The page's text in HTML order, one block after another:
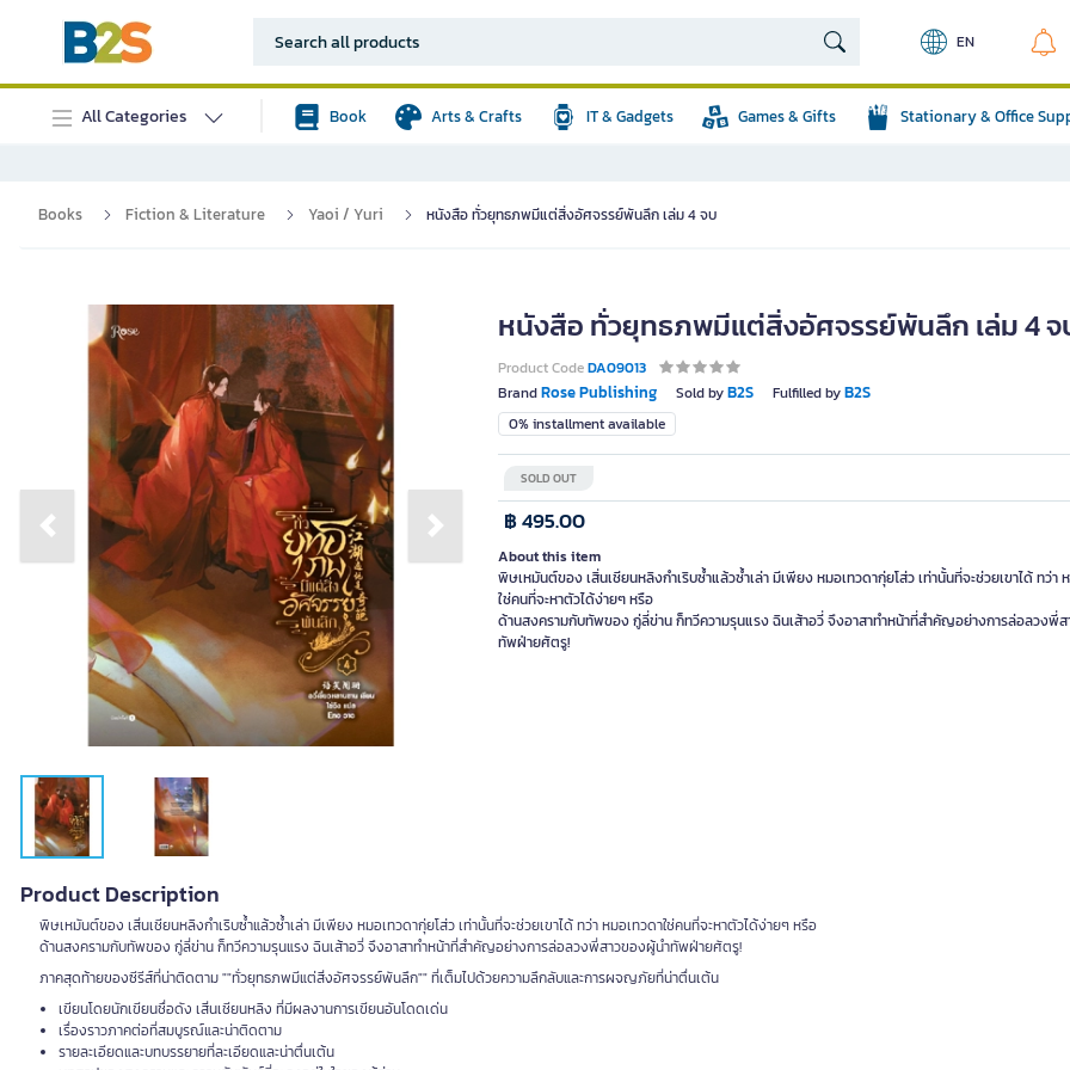
EN
All Categories Book Arts & Crafts IT & Gadgets Games & Gifts Stationary & Office
Books Fiction & Literature Yaoi / Yuri หนังสือ ทั่วยุทธภพมีแต่สิ่งอัศจรรย์พันลึก เล่ม 4 จบ
Previous slide Next slide
หนังสือ ทั่วยุทธภพมีแต่สิ่งอัศจรรย์พันลึก เล่ม 4 จ
Product CodeDA09013
BrandRose Publishing Sold byB2S Fulfilled byB2S
0% installment available
SOLD OUT
฿ 495.00
About this item
พิษเหมันต์ของ เสิ่นเชียนหลิงกำเริบซ้ำแล้วซ้ำเล่า มีเพียง หมอเทวดากุ่ยโส่ว เท่านั้นที่จะช่วยเขาได้ ทว่า
ใช่คนที่จะหาตัวได้ง่ายๆ หรือ
ด้านสงครามกับทัพของ กู่ลี่ข่าน ก็ทวีความรุนแรง ฉินเส้าอวี่ จึงอาสาทำหน้าที่สำคัญอย่างการล่อลวงพี่
ทัพฝ่ายศัตรู!
Product Description
พิษเหมันต์ของ เสิ่นเชียนหลิงกำเริบซ้ำแล้วซ้ำเล่า มีเพียง หมอเทวดากุ่ยโส่ว เท่านั้นที่จะช่วยเขาได้ ทว่า หมอเทวดาใช่คนที่จะหาตัวได้ง่ายๆ หรือ
ด้านสงครามกับทัพของ กู่ลี่ข่าน ก็ทวีความรุนแรง ฉินเส้าอวี่ จึงอาสาทำหน้าที่สำคัญอย่างการล่อลวงพี่สาวของผู้นำทัพฝ่ายศัตรู!
ภาคสุดท้ายของซีรีส์ที่น่าติดตาม ""ทั่วยุทธภพมีแต่สิ่งอัศจรรย์พันลึก"" ที่เต็มไปด้วยความลึกลับและการผจญภัยที่น่าตื่นเต้น
เขียนโดยนักเขียนชื่อดัง เสิ่นเชียนหลิง ที่มีผลงานการเขียนอันโดดเด่น
เรื่องราวภาคต่อที่สมบูรณ์และน่าติดตาม
รายละเอียดและบทบรรยายที่ละเอียดและน่าตื่นเต้น